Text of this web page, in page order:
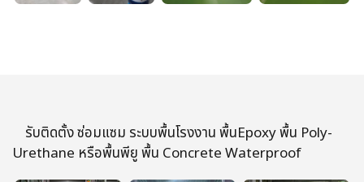
รับติดตั้ง ซ่อมแซม ระบบพื้นโรงงาน พื้นEpoxy พื้น Poly-
Urethane หรือพื้นพียู พื้น Concrete Waterproof